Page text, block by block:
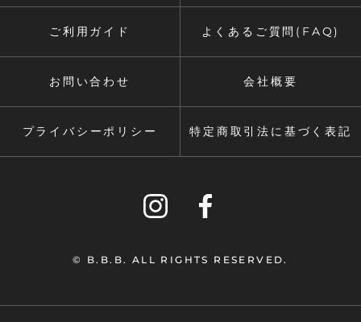
ご利用ガイド よくあるご質問(FAQ)
お問い合わせ 会社概要
プライバシーポリシー 特定商取引法に基づく表記
© B.B.B. ALL RIGHTS RESERVED.